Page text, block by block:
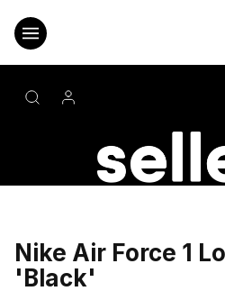
obsah
Nike Air Force 1
'Black'